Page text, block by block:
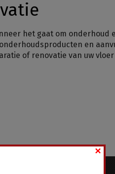
het gaat om onderhoud
en
of renovatie van uw
×